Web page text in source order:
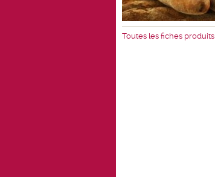
Toutes les fiches produits